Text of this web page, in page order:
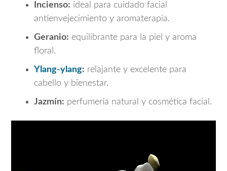
Incienso: ideal para cuidado facial
antienvejecimiento y aromaterapia.
Geranio: equilibrante para la piel y aroma
floral.
Ylang-ylang: relajante y excelente para
cabello y bienestar.
Jazmín: perfumería natural y cosmética facial.